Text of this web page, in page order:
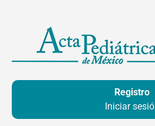
contenido
Registro
Iniciar